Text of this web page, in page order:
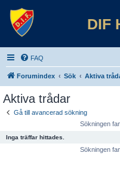
DIF
FAQ
Forumindex Sök Aktiva
Aktiva trådar
Gå till avancerad sökning
Sökningen
Inga träffar hittades.
Sökningen